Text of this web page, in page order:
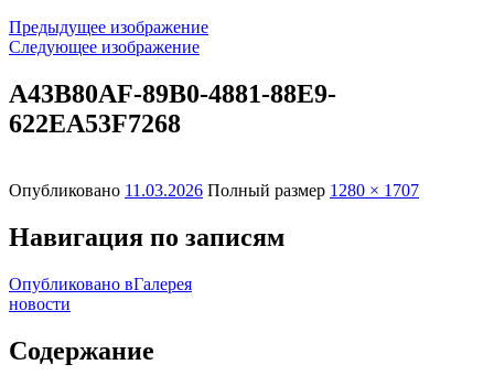
Предыдущее изображение
Следующее изображение
A43B80AF-89B0-4881-88E9-
622EA53F7268
Опубликовано 11.03.2026 Полный размер 1280 × 1707
Навигация по записям
Опубликовано вГалерея
новости
Содержание